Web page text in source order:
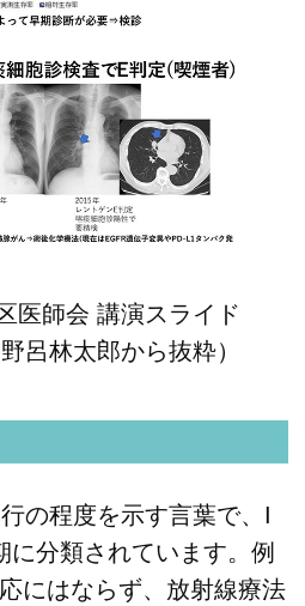
医師会 講演スライド
野呂林太郎から抜粋）
の程度を示す言葉で、I
分類されています。例
にはならず、放射線療法